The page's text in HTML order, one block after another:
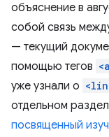
объяснение в
собой связь
— текущий
помощью тегов
уже узнали о
отдельном
посвященный